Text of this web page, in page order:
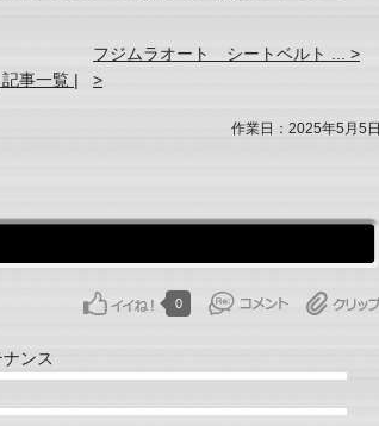
記事一覧 |
フジムラオート シートベルト ... >
>
作業日：2025年5月5日
0
ンス